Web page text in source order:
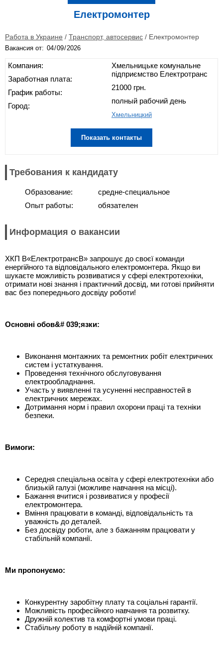
Електромонтер
Работа в Украине / Транспорт, автосервис / Електромонтер
Вакансия от:
Компания:
Заработная плата:
График работы:
Город:
Хмельницьке комунальне
підприємство Електротранс
21000 грн.
полный рабочий день
Хмельницкий
Показать контакты
Требования к кандидату
Образование:
Опыт работы:
средне-специальное
обязателен
Информация о вакансии
ХКП В«ЕлектротрансВ» запрошує до своєї команди
енергійного та відповідального електромонтера. Якщо ви
шукаєте можливість розвиватися у сфері електротехніки,
отримати нові знання і практичний досвід, ми готові прийняти
вас без попереднього досвіду роботи!
Основні обов&# 039;язки:
Виконання монтажних та ремонтних робіт електричних
систем і устаткування.
Проведення технічного обслуговування
електрообладнання.
Участь у виявленні та усуненні несправностей в
електричних мережах.
Дотримання норм і правил охорони праці та техніки
безпеки.
Вимоги:
Середня спеціальна освіта у сфері електротехніки або
близькій галузі (можливе навчання на місці).
Бажання вчитися і розвиватися у професії
електромонтера.
Вміння працювати в команді, відповідальність та
уважність до деталей.
Без досвіду роботи, але з бажанням працювати у
стабільній компанії.
Ми пропонуємо:
Конкурентну заробітну плату та соціальні гарантії.
Можливість професійного навчання та розвитку.
Дружній колектив та комфортні умови праці.
Стабільну роботу в надійній компанії.